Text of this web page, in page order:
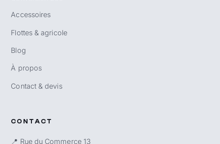
Accessoires
Flottes & agricole
Blog
À propos
Contact & devis
CONTACT
📍 Rue du Commerce 13